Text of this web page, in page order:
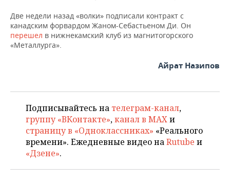
Две недели назад «волки» подписали контракт с
канадским форвардом Жаном-Себастьеном Ди. Он
перешел в нижнекамский клуб из магнитогорского
«Металлурга».
Айрат Назипов
Подписывайтесь на телеграм-канал,
группу «ВКонтакте»,канал в MAXи
страницу в «Одноклассниках» «Реального
времени». Ежедневные видео наRutube и
«Дзене».